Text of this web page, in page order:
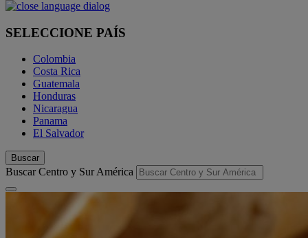
SELECCIONE PAÍS
Colombia
Costa Rica
Guatemala
Honduras
Nicaragua
Panama
El Salvador
Buscar
Buscar Centro y Sur América